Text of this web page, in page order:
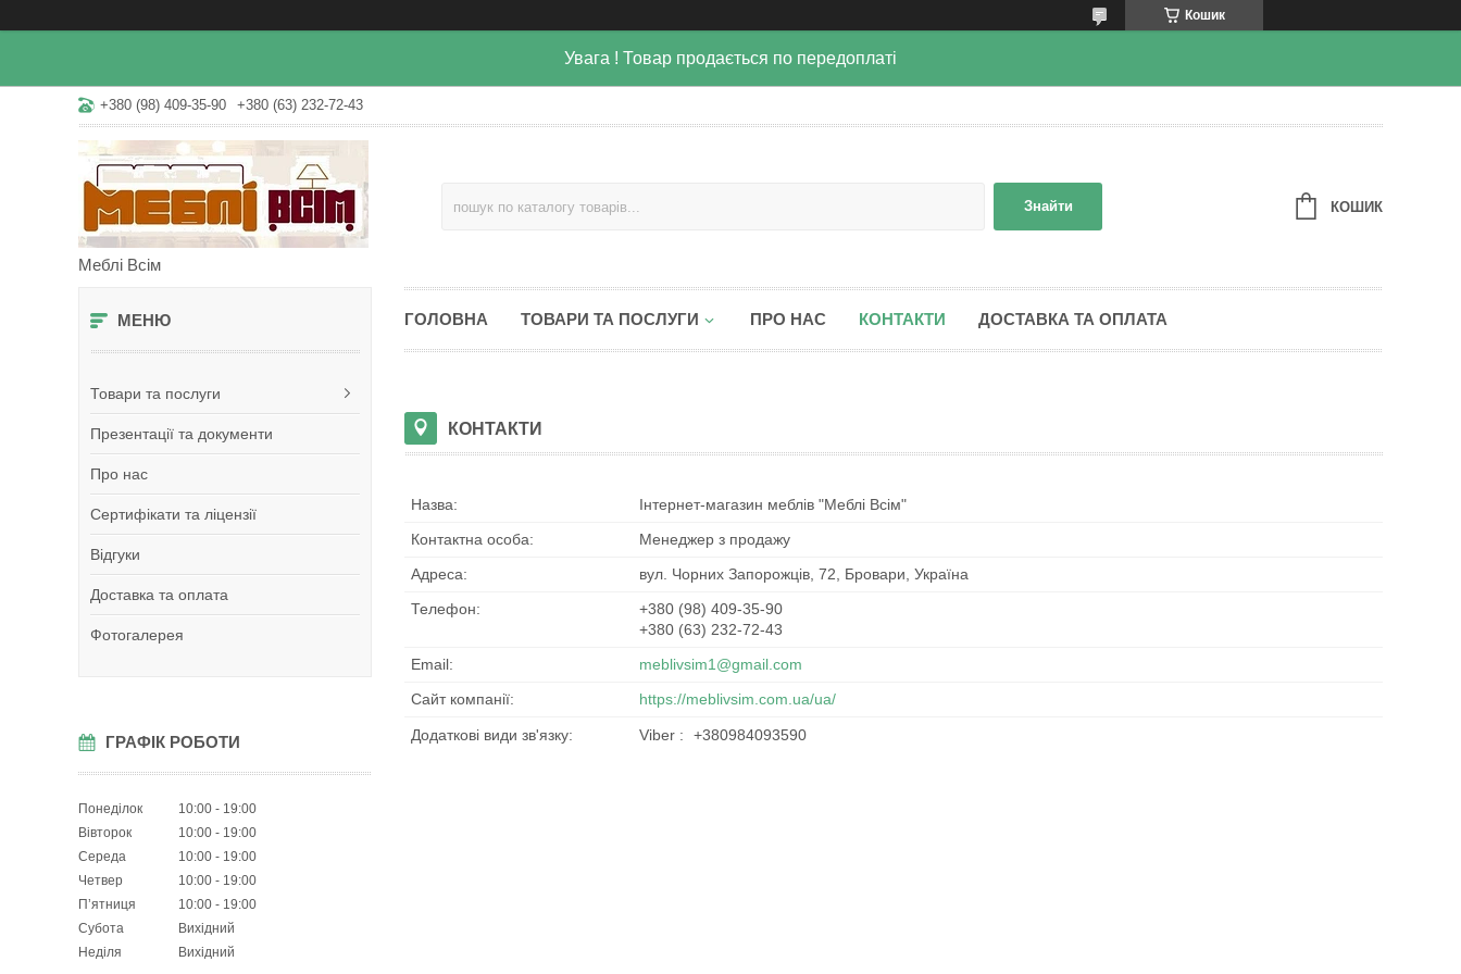
Кошик
Увага ! Товар продається по передоплаті
+380 (98) 409-35-90 +380 (63) 232-72-43
Меблі Всім
Знайти КОШИК
Товари та послуги
Презентації та документи
Про нас
Сертифікати та ліцензії
Відгуки
Доставка та оплата
Фотогалерея
ГРАФІК РОБОТИ
Понеділок 10:00
19:00
Вівторок
10:00
19:00
Середа
10:00
19:00
Четвер
10:00
19:00
Пʼятниця
10:00
19:00
Субота
Вихідний
Неділя
Вихідний
ГОЛОВНА ТОВАРИ ТА ПОСЛУГИ ПРО НАС КОНТАКТИ ДОСТАВКА ТА ОПЛАТА
КОНТАКТИ
Інтернет-магазин меблів "Меблі Всім"
Менеджер з продажу
вул. Чорних Запорожців, 72, Бровари, Україна
+380 (98) 409-35-90
+380 (63) 232-72-43
meblivsim1@gmail.com
https://meblivsim.com.ua/ua/
Viber +380984093590